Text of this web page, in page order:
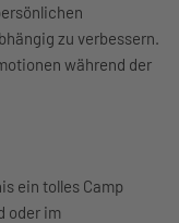
zu verbessern.
während der
ein tolles Camp
oder im